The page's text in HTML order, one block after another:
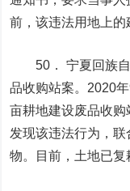
前，该违法用地上的
50． 宁夏回族自
品收购站案。2020
亩耕地建设废品收
发现该违法行为，
物。目前，土地已复